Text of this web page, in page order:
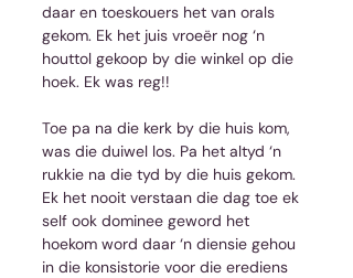
daar en toeskouers het van orals
gekom. Ek het juis vroeër nog ‘n
houttol gekoop by die winkel op die
hoek. Ek was reg!!
Toe pa na die kerk by die huis kom,
was die duiwel los. Pa het altyd ‘n
rukkie na die tyd by die huis gekom.
Ek het nooit verstaan die dag toe ek
self ook dominee geword het
hoekom word daar ‘n diensie gehou
in die konsistorie voor die erediens